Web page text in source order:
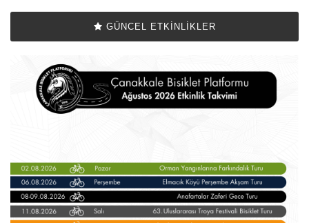
GÜNCEL ETKINLIKLER